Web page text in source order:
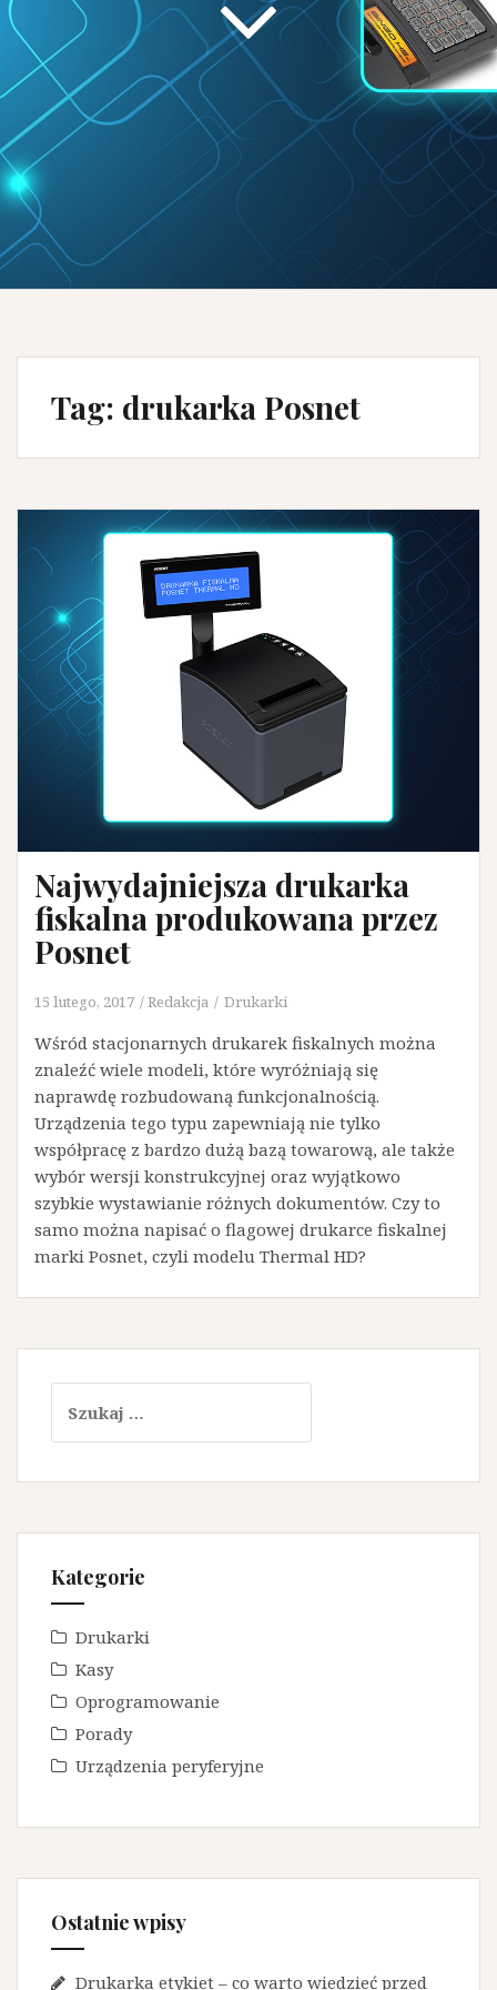
Tag: drukarka Posnet
Najwydajniejsza drukarka
fiskalna produkowana przez
Posnet
15 lutego, 2017 Redakcja Drukarki
Wśród stacjonarnych drukarek fiskalnych można
znaleźć wiele modeli, które wyróżniają się
naprawdę rozbudowaną funkcjonalnością.
Urządzenia tego typu zapewniają nie tylko
współpracę z bardzo dużą bazą towarową, ale także
wybór wersji konstrukcyjnej oraz wyjątkowo
szybkie wystawianie różnych dokumentów. Czy to
samo można napisać o flagowej drukarce fiskalnej
marki Posnet, czyli modelu Thermal HD?
Kategorie
Drukarki
Kasy
Oprogramowanie
Porady
Urządzenia peryferyjne
Ostatnie wpisy
Drukarka etykiet – co warto wiedzieć przed